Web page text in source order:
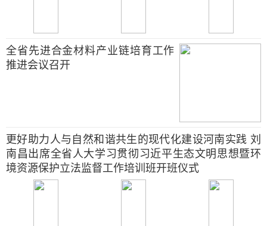
全省先进合金材料产业链培育工作
推进会议召开
更好助力人与自然和谐共生的现代化建设河南实践 刘
南昌出席全省人大学习贯彻习近平生态文明思想暨环
境资源保护立法监督工作培训班开班仪式